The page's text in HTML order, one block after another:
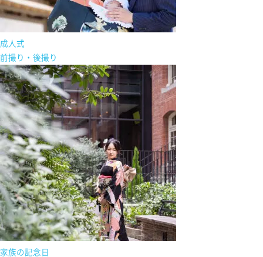
成人式
前撮り・後撮り
家族の記念日